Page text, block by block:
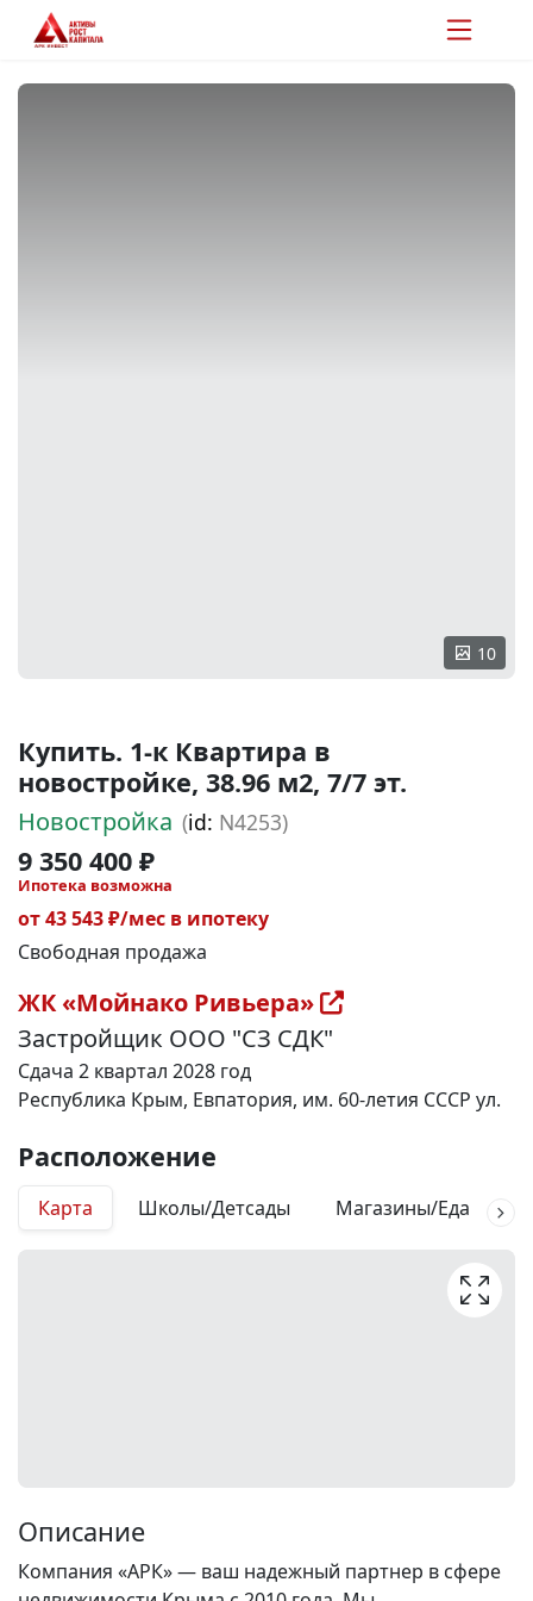
10
Купить. 1-к Квартира в
новостройке, 38.96 м2, 7/7 эт.
Новостройка (id: N4253)
9 350 400 ₽
Ипотека возможна
от 43 543 ₽/мес в ипотеку
Свободная продажа
ЖК «Мойнако Ривьера»
Застройщик ООО "СЗ СДК"
Сдача 2 квартал 2028 год
Республика Крым, Евпатория, им. 60-летия СССР ул.
Расположение
Карта Школы/Детсады Магазины/Еда
Описание
Компания «АРК» — ваш надежный партнер в сфере